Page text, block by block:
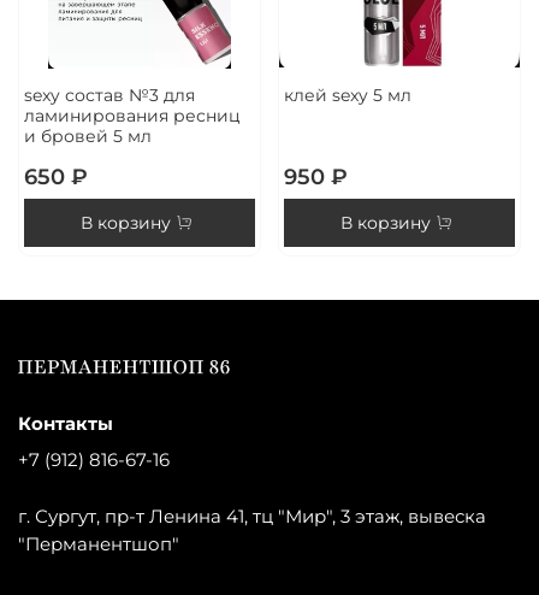
sexy состав №3 для
ламинирования ресниц
и бровей 5 мл
650 ₽
В корзину
клей sexy 5 мл
950 ₽
В корзину
Контакты
+7 (912) 816-67-16
г. Сургут, пр-т Ленина 41, тц "Мир", 3 этаж, вывеска
"Перманентшоп"